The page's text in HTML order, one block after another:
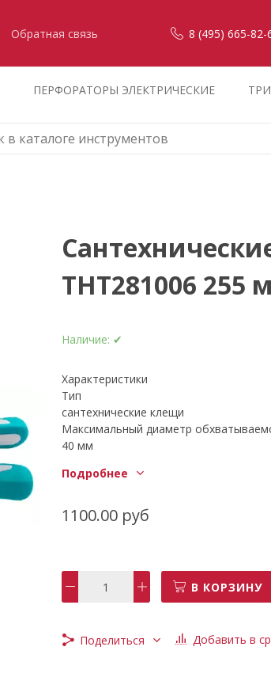
8 (495) 665-82-
Обратная связь
ПЕРФОРАТОРЫ ЭЛЕКТРИЧЕСКИЕ
THT281006 255
Наличие: ✔
Характеристики
Тип
сантехнические клещи
Максимальный диаметр
40 мм
есть
двухкомпонентные
Назначение
Материал губок
458 г
Подробнее
1100.00 руб
В КОРЗИНУ
Поделиться Добавить в